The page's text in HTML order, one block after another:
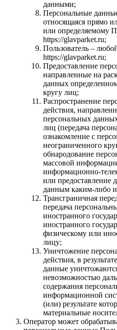
данными;
Персональные
относящаяся прямо
или определяемому
https://glavparket.ru;
Пользователь –
https://glavparket.ru;
Предоставление
направленные на
данных
кругу лиц;
Распространение
действия,
персональных
лиц (передача
ознакомление с
неограниченного
обнародование
массовой
информационно-
или предоставление
данным каким-либо
Трансграничная
передача
иностранного
иностранного
физическому или
лицу;
Уничтожение
действия, в
данные
невозможностью
содержания
информационной
(или) результате
материальные
Оператор может